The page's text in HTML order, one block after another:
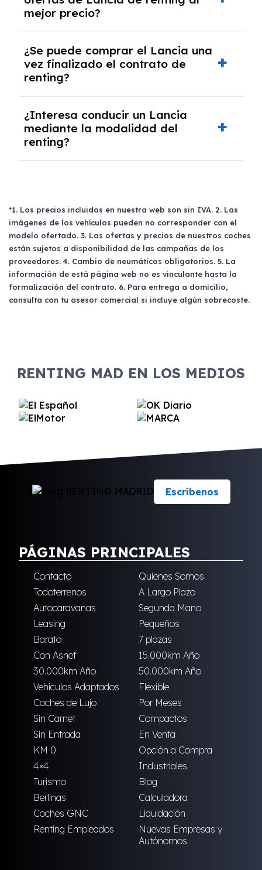
algunos casos, un informe fiscal y un pago
inicial.
mejor precio?
mejores ofertas de vehículos de renting con
todos los gastos incluidos y sin pagar
entradas.
¿Se puede comprar el Lancia una
vez finalizado el contrato de
renting?
renting se puede adquirir el coche. En este
caso tendrán que analizar los años, la
cantidad de kilómetros recorridos y el coste
del mercado actual.
¿Interesa conducir un Lancia
mediante la modalidad del
renting?
gusta cambiar de coche cada pocos años.
*1. Los precios incluidos en nuestra web son sin IVA. 2. Las
imágenes de los vehículos pueden no corresponder con el
modelo ofertado. 3. Las ofertas y precios de nuestros coches
están sujetos a disponibilidad de las campañas de los
proveedores. 4. Cambio de neumáticos obligatorios. 5. La
información de está página web no es vinculante hasta la
formalización del contrato. 6. Para entrega a domicilio,
consulta con tu asesor comercial si incluye algún sobrecoste.
RENTING MAD EN LOS MEDIOS
Escríbenos
PÁGINAS PRINCIPALES
Contacto
Quienes Somos
Todoterrenos
A Largo Plazo
Autocaravanas
Segunda Mano
Leasing
Pequeños
Barato
7 plazas
Con Asnef
15.000km Año
30.000km Año
50.000km Año
Vehículos Adaptados
Flexible
Coches de Lujo
Por Meses
Sin Carnet
Compactos
Sin Entrada
En Venta
KM 0
Opción a Compra
4×4
Industriales
Turismo
Blog
Berlinas
Calculadora
Coches GNC
Liquidación
Renting Empleados
Nuevas Empresas y
Autónomos